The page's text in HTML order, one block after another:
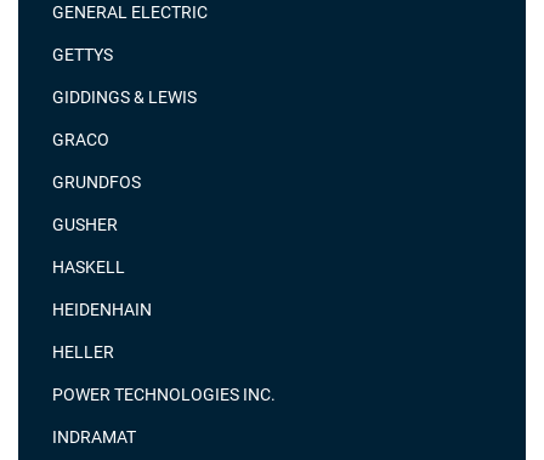
GENERAL ELECTRIC
GETTYS
GIDDINGS & LEWIS
GRACO
GRUNDFOS
GUSHER
HASKELL
HEIDENHAIN
HELLER
POWER TECHNOLOGIES INC.
INDRAMAT